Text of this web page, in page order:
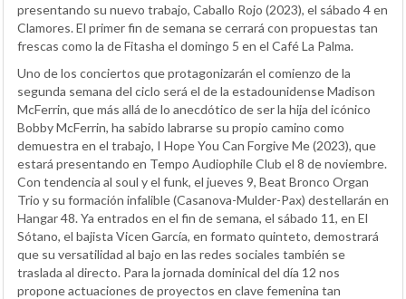
presentando su nuevo trabajo, Caballo Rojo (2023), el sábado 4 en
Clamores. El primer fin de semana se cerrará con propuestas tan
frescas como la de Fitasha el domingo 5 en el Café La Palma.
Uno de los conciertos que protagonizarán el comienzo de la
segunda semana del ciclo será el de la estadounidense Madison
McFerrin, que más allá de lo anecdótico de ser la hija del icónico
Bobby McFerrin, ha sabido labrarse su propio camino como
demuestra en el trabajo, I Hope You Can Forgive Me (2023), que
estará presentando en Tempo Audiophile Club el 8 de noviembre.
Con tendencia al soul y el funk, el jueves 9, Beat Bronco Organ
Trio y su formación infalible (Casanova-Mulder-Pax) destellarán en
Hangar 48. Ya entrados en el fin de semana, el sábado 11, en El
Sótano, el bajista Vicen García, en formato quinteto, demostrará
que su versatilidad al bajo en las redes sociales también se
traslada al directo. Para la jornada dominical del día 12 nos
propone actuaciones de proyectos en clave femenina tan